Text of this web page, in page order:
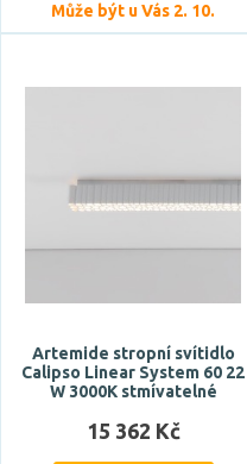
Může být u Vás 2. 10.
Artemide stropní svítidlo
Calipso Linear System 60 22
W 3000K stmívatelné
15 362 Kč